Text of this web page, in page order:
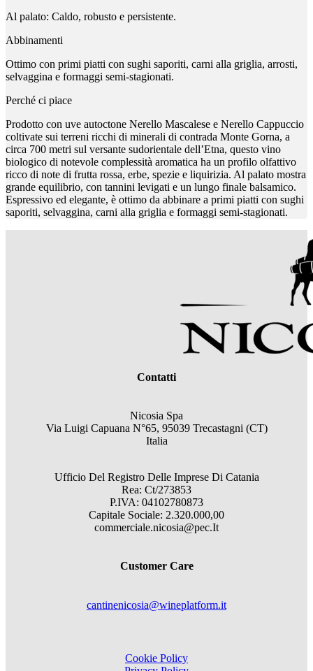
Al palato: Caldo, robusto e persistente.
Abbinamenti
Ottimo con primi piatti con sughi saporiti, carni alla griglia, arrosti,
selvaggina e formaggi semi-stagionati.
Perché ci piace
Prodotto con uve autoctone Nerello Mascalese e Nerello Cappuccio
coltivate sui terreni ricchi di minerali di contrada Monte Gorna, a
circa 700 metri sul versante sudorientale dell’Etna, questo vino
biologico di notevole complessità aromatica ha un profilo olfattivo
ricco di note di frutta rossa, erbe, spezie e liquirizia. Al palato mostra
grande equilibrio, con tannini levigati e un lungo finale balsamico.
Espressivo ed elegante, è ottimo da abbinare a primi piatti con sughi
saporiti, selvaggina, carni alla griglia e formaggi semi-stagionati.
Contatti
Nicosia Spa
Via Luigi Capuana N°65, 95039 Trecastagni (CT)
Italia
Ufficio Del Registro Delle Imprese Di Catania
Rea: Ct/273853
P.IVA: 04102780873
Capitale Sociale: 2.320.000,00
commerciale.nicosia@pec.It
Customer Care
cantinenicosia@wineplatform.it
Cookie Policy